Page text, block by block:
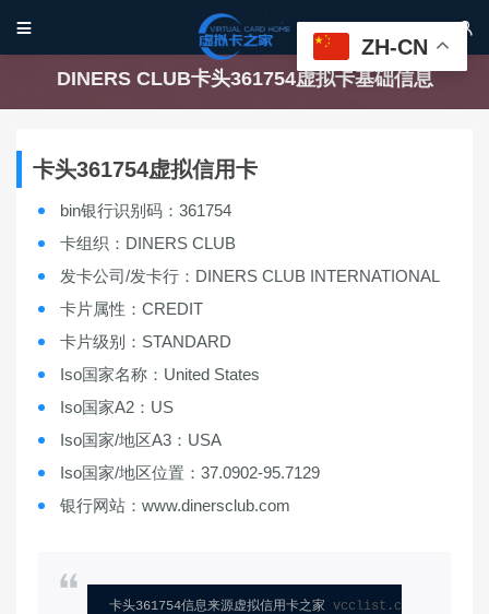
 
DINERS CLUB卡头361754虚拟卡基础信息
卡头361754虚拟信用卡
bin银行识别码：361754
卡组织：DINERS CLUB
发卡公司/发卡行：DINERS CLUB INTERNATIONAL
卡片属性：CREDIT
卡片级别：STANDARD
Iso国家名称：United States
Iso国家A2：US
Iso国家/地区A3：USA
Iso国家/地区位置：37.0902-95.7129
银行网站：www.dinersclub.com
卡头361754信息来源虚拟信用卡之家 vcclist.com
ZH-CN